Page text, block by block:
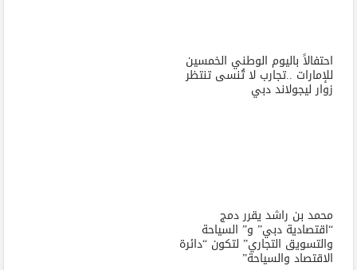
احتفالاً باليوم الوطني الخمسين
للإمارات ..تجارب لا تُنسى تنتظر
زوار ليجولاند دبي
محمد بن راشد يقرر دمج
“اقتصادية دبي” و” السياحة
والتسويق التجاري” لتكون “دائرة
الاقتصاد والسياحة”